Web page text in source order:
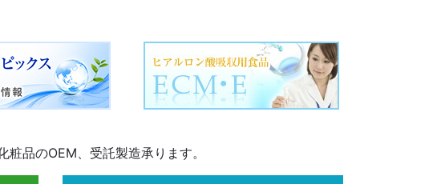
品のOEM、受託製造承ります。